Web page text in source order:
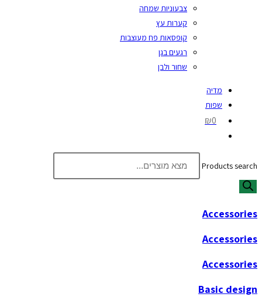
צבעוניות שמחה
קערות עץ
קופסאות פח מעוצבות
רגעים בגן
שחור ולבן
מדיה
שפות
₪0
Products search
Accessories
Accessories
Accessories
Basic design